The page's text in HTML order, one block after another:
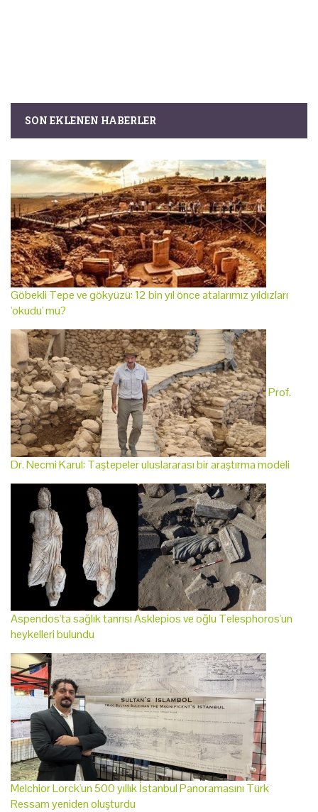
SON EKLENEN HABERLER
Göbekli Tepe ve gökyüzü: 12 bin yıl önce atalarımız yıldızları
'okudu' mu?
Prof.
Dr. Necmi Karul: Taştepeler uluslararası bir araştırma modeli
Aspendos'ta sağlık tanrısı Asklepios ve oğlu Telesphoros'un
heykelleri bulundu
Melchior Lorck'un 500 yıllık İstanbul Panoramasını Türk
Ressam yeniden oluşturdu